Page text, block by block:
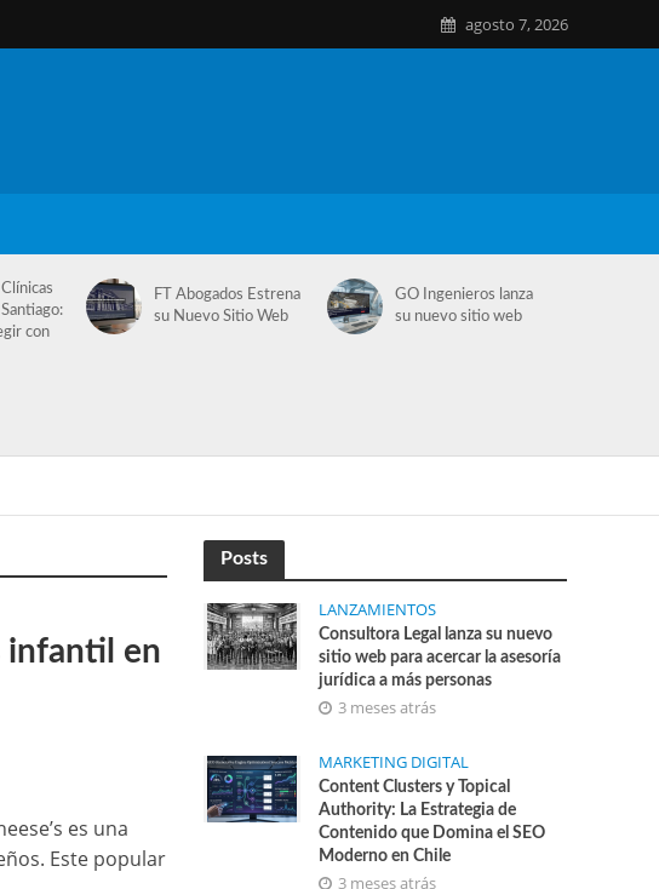
agosto 7, 2026
con
FT Abogados Estrena
su Nuevo Sitio Web
GO Ingenieros lanza
su nuevo sitio web
infantil en
es una
Este popular
Posts
LANZAMIENTOS
Consultora Legal lanza su nuevo
sitio web para acercar la asesoría
jurídica a más personas
3 meses atrás
MARKETING DIGITAL
Content Clusters y Topical
Authority: La Estrategia de
Contenido que Domina el SEO
Moderno en Chile
3 meses atrás